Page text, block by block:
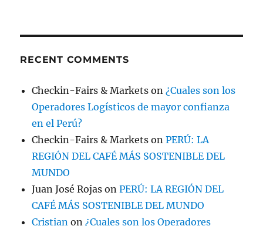
RECENT COMMENTS
Checkin-Fairs & Markets on¿Cuales son los
Operadores Logísticos de mayor confianza
en el Perú?
Checkin-Fairs & Markets onPERÚ: LA
REGIÓN DEL CAFÉ MÁS SOSTENIBLE DEL
MUNDO
Juan José Rojas onPERÚ: LA REGIÓN DEL
CAFÉ MÁS SOSTENIBLE DEL MUNDO
Cristian on¿Cuales son los Operadores